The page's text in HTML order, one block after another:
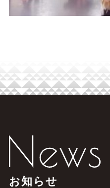
お知らせ